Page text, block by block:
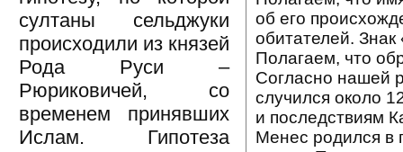
султаны сельджуки
происходили из князей
Рода Руси –
Рюриковичей, со
временем принявших
Ислам. Гипотеза
об его
обитателей.
Полагаем, что
Согласно нашей
случился около
и последствиям
Менес родился в